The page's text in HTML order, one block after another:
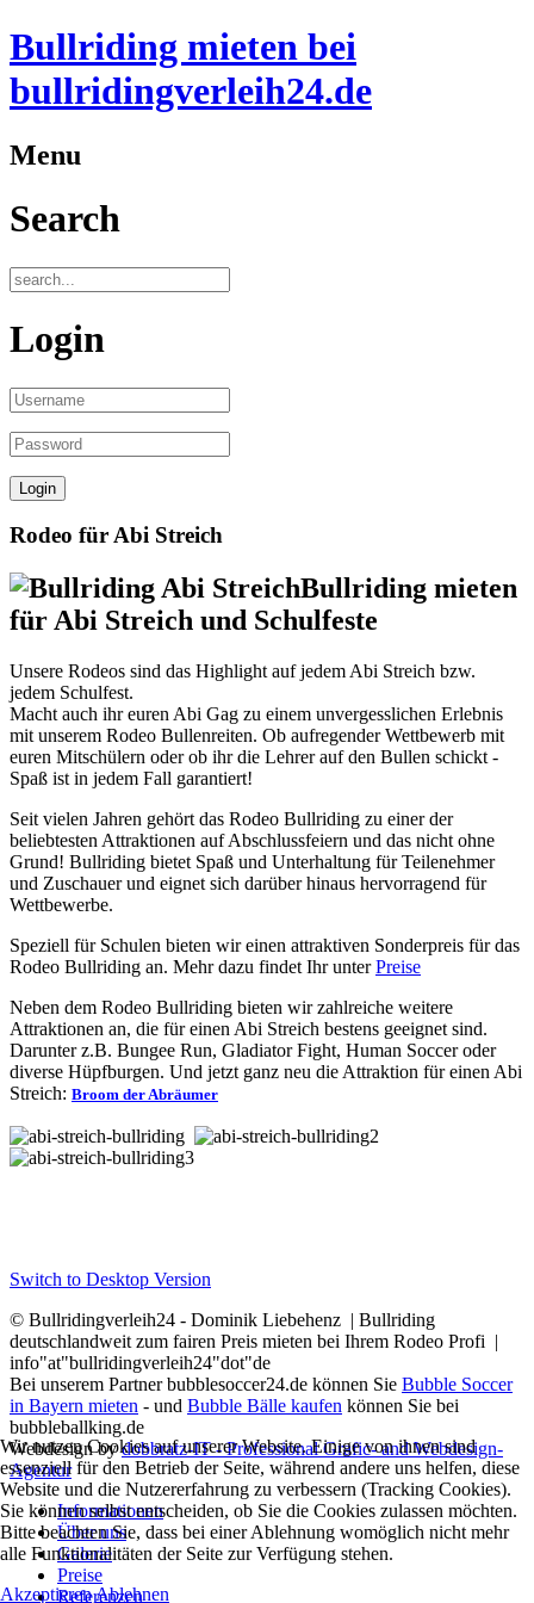
Bullriding mieten bei
bullridingverleih24.de
Menu
Search
Login
Rodeo für Abi Streich
Bullriding mieten
für Abi Streich und Schulfeste
Unsere Rodeos sind das Highlight auf jedem Abi Streich bzw.
jedem Schulfest.
Macht auch ihr euren Abi Gag zu einem unvergesslichen Erlebnis
mit unserem Rodeo Bullenreiten. Ob aufregender Wettbewerb mit
euren Mitschülern oder ob ihr die Lehrer auf den Bullen schickt -
Spaß ist in jedem Fall garantiert!
Seit vielen Jahren gehört das Rodeo Bullriding zu einer der
beliebtesten Attraktionen auf Abschlussfeiern und das nicht ohne
Grund! Bullriding bietet Spaß und Unterhaltung für Teilenehmer
und Zuschauer und eignet sich darüber hinaus hervorragend für
Wettbewerbe.
Speziell für Schulen bieten wir einen attraktiven Sonderpreis für das
Rodeo Bullriding an. Mehr dazu findet Ihr unterPreise
Neben dem Rodeo Bullriding bieten wir zahlreiche weitere
Attraktionen an, die für einen Abi Streich bestens geeignet sind.
Darunter z.B. Bungee Run, Gladiator Fight, Human Soccer oder
diverse Hüpfburgen. Und jetzt ganz neu die Attraktion für einen Abi
Streich: Broom der Abräumer
Switch to Desktop Version
© Bullridingverleih24 - Dominik Liebehenz | Bullriding
deutschlandweit zum fairen Preis mieten bei Ihrem Rodeo Profi |
info"at"bullridingverleih24"dot"de
Bei unserem Partner bubblesoccer24.de können Sie Bubble Soccer
in Bayern mieten - und Bubble Bälle kaufen können Sie bei
bubbleballking.de
Webdesign bydobbratz-IT - Professional Grafic- and Webdesign-
Agentur
Informationen
Über uns
Galerie
Preise
Referenzen
Wir nutzen Cookies auf unserer Website. Einige von ihnen sind
essenziell für den Betrieb der Seite, während andere uns helfen, diese
Website und die Nutzererfahrung zu verbessern (Tracking Cookies).
Sie können selbst entscheiden, ob Sie die Cookies zulassen möchten.
Bitte beachten Sie, dass bei einer Ablehnung womöglich nicht mehr
alle Funktionalitäten der Seite zur Verfügung stehen.
AkzeptierenAblehnen